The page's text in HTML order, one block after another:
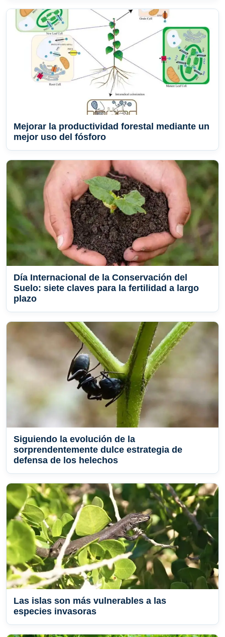
Mejorar la productividad forestal mediante un
mejor uso del fósforo
Día Internacional de la Conservación del
Suelo: siete claves para la fertilidad a largo
plazo
Siguiendo la evolución de la
sorprendentemente dulce estrategia de
defensa de los helechos
Las islas son más vulnerables a las
especies invasoras